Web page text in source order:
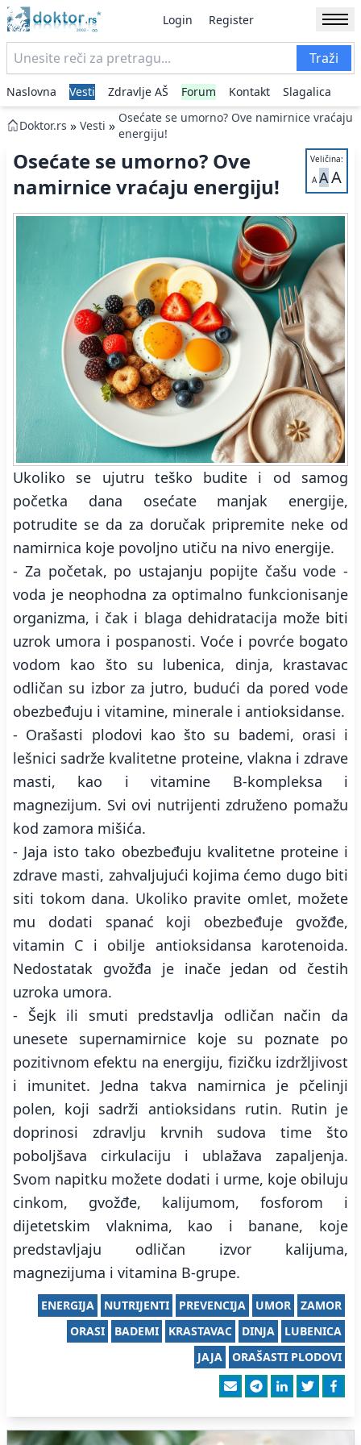
Login Register
Traži
Naslovna Vesti Zdravlje AŠ Forum Kontakt Slagalica
Doktor.rs » Vesti » Osećate se umorno? Ove namirnice vraćaju
energiju!
Veličina:
A AA
Osećate se umorno? Ove
namirnice vraćaju energiju!
Ukoliko se ujutru teško budite i od samog
početka dana osećate manjak energije,
potrudite se da za doručak pripremite neke od
namirnica koje povoljno utiču na nivo energije.
- Za početak, po ustajanju popijte čašu vode -
voda je neophodna za optimalno funkcionisanje
organizma, i čak i blaga dehidratacija može biti
uzrok umora i pospanosti. Voće i povrće bogato
vodom kao što su lubenica, dinja, krastavac
odličan su izbor za jutro, budući da pored vode
obezbeđuju i vitamine, minerale i antioksidanse.
- Orašasti plodovi kao što su bademi, orasi i
lešnici sadrže kvalitetne proteine, vlakna i zdrave
masti, kao i vitamine B-kompleksa i
magnezijum. Svi ovi nutrijenti združeno pomažu
kod zamora mišića.
- Jaja isto tako obezbeđuju kvalitetne proteine i
zdrave masti, zahvaljujući kojima ćemo dugo biti
siti tokom dana. Ukoliko pravite omlet, možete
mu dodati spanać koji obezbeđuje gvožđe,
vitamin C i obilje antioksidansa karotenoida.
Nedostatak gvožđa je inače jedan od čestih
uzroka umora.
- Šejk ili smuti predstavlja odličan način da
unesete supernamirnice koje su poznate po
pozitivnom efektu na energiju, fizičku izdržljivost
i imunitet. Jedna takva namirnica je pčelinji
polen, koji sadrži antioksidans rutin. Rutin je
doprinosi zdravlju krvnih sudova time što
poboljšava cirkulaciju i ublažava zapaljenja.
Svom napitku možete dodati i urme, koje obiluju
cinkom, gvožđe, kalijumom, fosforom i
dijetetskim vlaknima, kao i banane, koje
predstavljaju odličan izvor kalijuma,
magnezijuma i vitamina B-grupe.
ZAMOR
UMOR
PREVENCIJA
NUTRIJENTI
ENERGIJA
LUBENICA
DINJA
KRASTAVAC
BADEMI
ORASI
ORAŠASTI PLODOVI
JAJA